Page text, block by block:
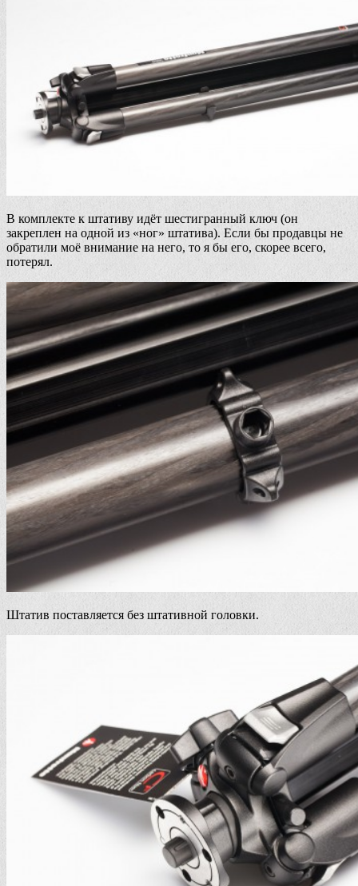
В комплекте к штативу идёт шестигранный ключ (он
закреплен на одной из «ног» штатива). Если бы продавцы не
обратили моё внимание на него, то я бы его, скорее всего,
потерял.
Штатив поставляется без штативной головки.